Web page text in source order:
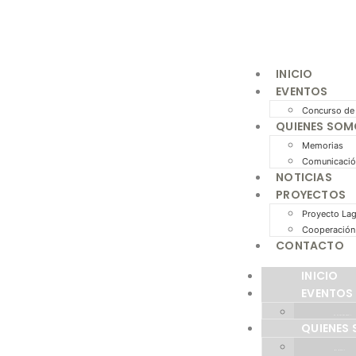
INICIO
EVENTOS
Concurso
QUIENES
Memorias
NOTICIAS
PROYECTOS
Proyecto
CONTACTO
INICIO
EVENTOS
QUIENES